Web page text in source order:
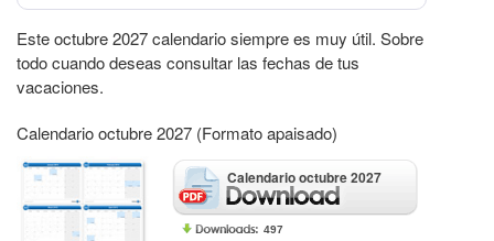
Este octubre 2027 calendario siempre es muy útil. Sobre
todo cuando deseas consultar las fechas de tus
vacaciones.
Calendario octubre 2027 (Formato apaisado)
Calendario octubre 2027
497